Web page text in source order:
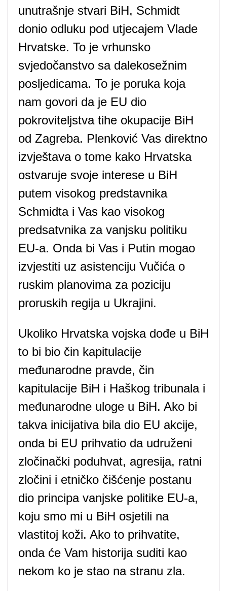
unutrašnje stvari BiH, Schmidt
donio odluku pod utjecajem Vlade
Hrvatske. To je vrhunsko
svjedočanstvo sa dalekosežnim
posljedicama. To je poruka koja
nam govori da je EU dio
pokroviteljstva tihe okupacije BiH
od Zagreba. Plenković Vas direktno
izvještava o tome kako Hrvatska
ostvaruje svoje interese u BiH
putem visokog predstavnika
Schmidta i Vas kao visokog
predsatvnika za vanjsku politiku
EU-a. Onda bi Vas i Putin mogao
izvjestiti uz asistenciju Vučića o
ruskim planovima za poziciju
proruskih regija u Ukrajini.
Ukoliko Hrvatska vojska dođe u BiH
to bi bio čin kapitulacije
međunarodne pravde, čin
kapitulacije BiH i Haškog tribunala i
međunarodne uloge u BiH. Ako bi
takva inicijativa bila dio EU akcije,
onda bi EU prihvatio da udruženi
zločinački poduhvat, agresija, ratni
zločini i etničko čišćenje postanu
dio principa vanjske politike EU-a,
koju smo mi u BiH osjetili na
vlastitoj koži. Ako to prihvatite,
onda će Vam historija suditi kao
nekom ko je stao na stranu zla.